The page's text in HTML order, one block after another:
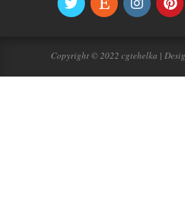
Copyright © 2022 cgtehelka |